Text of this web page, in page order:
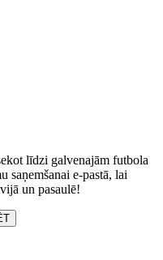
līdzi galvenajām futbola
saņemšanai e-pastā, lai
un pasaulē!